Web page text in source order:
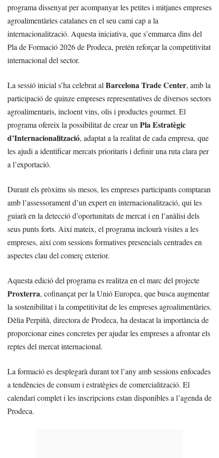
programa dissenyat per acompanyar les petites i mitjanes empreses
agroalimentàries catalanes en el seu camí cap a la
internacionalització. Aquesta iniciativa, que s’emmarca dins del
Pla de Formació 2026 de Prodeca, pretén reforçar la competitivitat
internacional del sector.
La sessió inicial s’ha celebrat al Barcelona Trade Center, amb la
participació de quinze empreses representatives de diversos sectors
agroalimentaris, incloent vins, olis i productes gourmet. El
programa ofereix la possibilitat de crear un Pla Estratègic
d’Internacionalització, adaptat a la realitat de cada empresa, que
les ajudi a identificar mercats prioritaris i definir una ruta clara per
a l’exportació.
Durant els pròxims sis mesos, les empreses participants comptaran
amb l’assessorament d’un expert en internacionalització, qui les
guiarà en la detecció d’oportunitats de mercat i en l’anàlisi dels
seus punts forts. Així mateix, el programa inclourà visites a les
empreses, així com sessions formatives presencials centrades en
aspectes clau del comerç exterior.
Aquesta edició del programa es realitza en el marc del projecte
Proxterra, cofinançat per la Unió Europea, que busca augmentar
la sostenibilitat i la competitivitat de les empreses agroalimentàries.
Dèlia Perpiñà, directora de Prodeca, ha destacat la importància de
proporcionar eines concretes per ajudar les empreses a afrontar els
reptes del mercat internacional.
La formació es desplegarà durant tot l’any amb sessions enfocades
a tendències de consum i estratègies de comercialització. El
calendari complet i les inscripcions estan disponibles a l’agenda de
Prodeca.